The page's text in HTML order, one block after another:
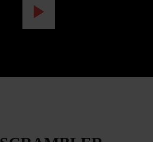
WATCH